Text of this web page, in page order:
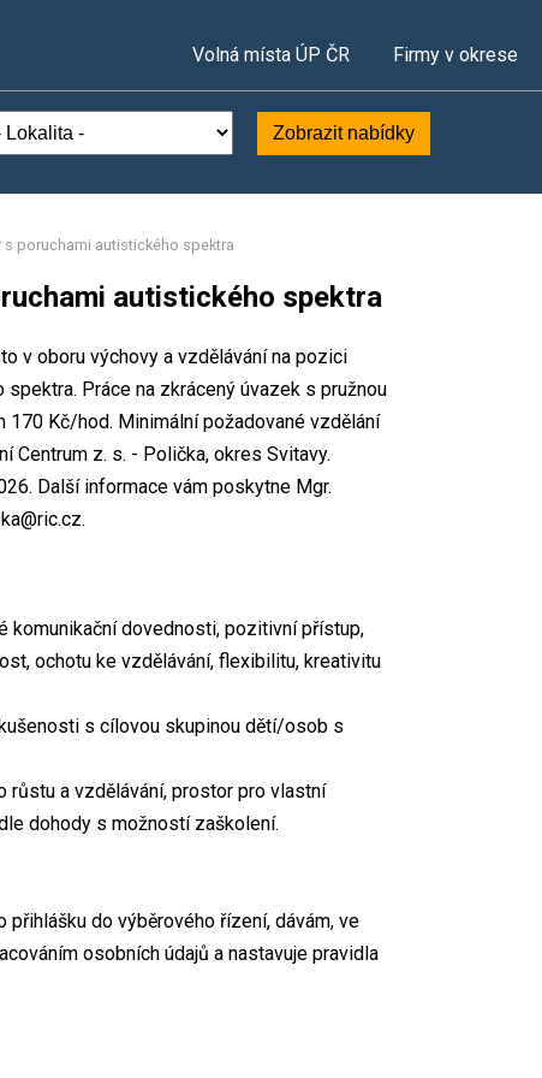
Volná místa ÚP ČR Firmy v okrese
Zobrazit nabídky
poruchami autistického spektra
autistického spektra
v oboru výchovy a vzdělávání na pozici
Práce na zkrácený úvazek s pružnou
170 Kč/hod. Minimální požadované vzdělání
Centrum z. s. - Polička, okres Svitavy.
Další informace vám poskytne Mgr.
komunikační dovednosti, pozitivní přístup,
ochotu ke vzdělávání, flexibilitu, kreativitu
s cílovou skupinou dětí/osob s
růstu a vzdělávání, prostor pro vlastní
dohody s možností zaškolení.
do výběrového řízení, dávám, ve
osobních údajů a nastavuje pravidla